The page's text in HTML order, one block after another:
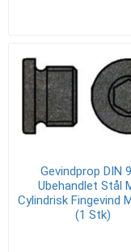
Gevindprop DIN
Ubehandlet Stål
Cylindrisk Fingevind
(1 Stk)